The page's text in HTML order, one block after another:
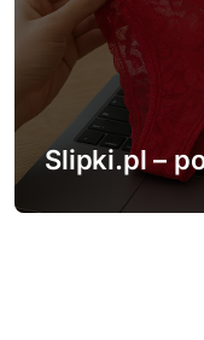
Slipki.pl –